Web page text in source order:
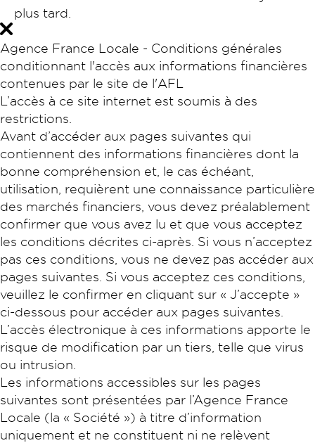
plus tard.
Agence France Locale - Conditions générales
conditionnant l'accès aux informations financières
contenues par le site de l'AFL
L’accès à ce site internet est soumis à des
restrictions.
Avant d’accéder aux pages suivantes qui
contiennent des informations financières dont la
bonne compréhension et, le cas échéant,
utilisation, requièrent une connaissance particulière
des marchés financiers, vous devez préalablement
confirmer que vous avez lu et que vous acceptez
les conditions décrites ci-après. Si vous n’acceptez
pas ces conditions, vous ne devez pas accéder aux
pages suivantes. Si vous acceptez ces conditions,
veuillez le confirmer en cliquant sur « J’accepte »
ci-dessous pour accéder aux pages suivantes.
L’accès électronique à ces informations apporte le
risque de modification par un tiers, telle que virus
ou intrusion.
Les informations accessibles sur les pages
suivantes sont présentées par l’Agence France
Locale (la « Société ») à titre d’information
uniquement et ne constituent ni ne relèvent